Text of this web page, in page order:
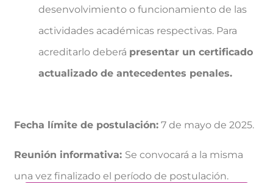
desenvolvimiento o funcionamiento de las
actividades académicas respectivas. Para
acreditarlo deberá presentar un certificado
actualizado de antecedentes penales.
Fecha límite de postulación: 7 de mayo de 2025.
Reunión informativa: Se convocará a la misma
una vez finalizado el período de postulación.